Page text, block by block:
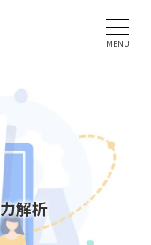
MENU
解析